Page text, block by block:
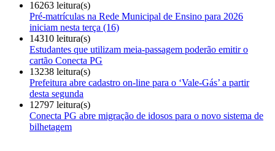
16263 leitura(s)
Pré-matrículas na Rede Municipal de Ensino para 2026
iniciam nesta terça (16)
14310 leitura(s)
Estudantes que utilizam meia-passagem poderão emitir o
cartão Conecta PG
13238 leitura(s)
Prefeitura abre cadastro on-line para o ‘Vale-Gás’ a partir
desta segunda
12797 leitura(s)
Conecta PG abre migração de idosos para o novo sistema de
bilhetagem